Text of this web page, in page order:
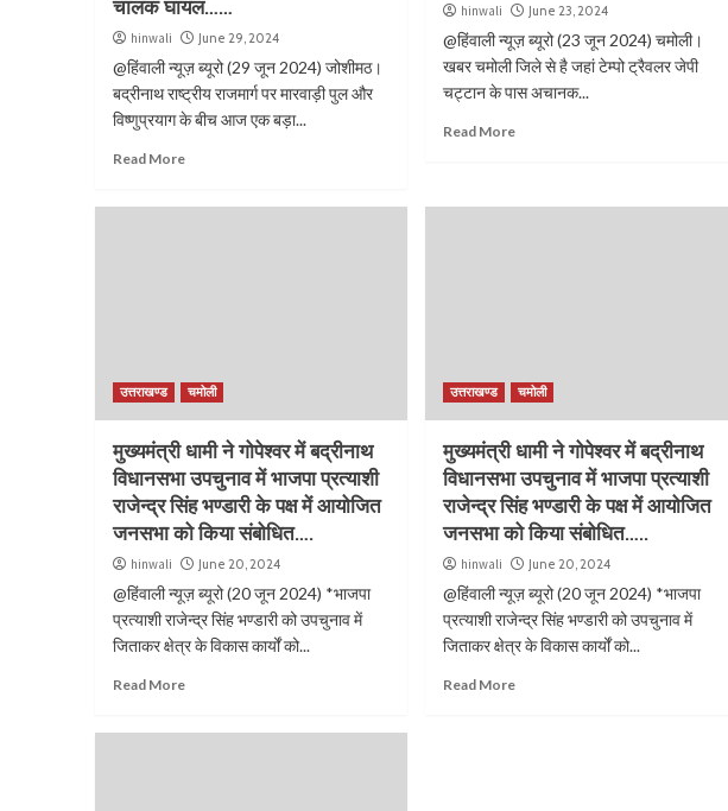
चालक घायल……
hinwali June 29, 2024
@हिंवाली न्यूज़ ब्यूरो (29 जून 2024) जोशीमठ।
बद्रीनाथ राष्ट्रीय राजमार्ग पर मारवाड़ी पुल और
विष्णुप्रयाग के बीच आज एक बड़ा...
Read More
hinwali June 23, 2024
@हिंवाली न्यूज़ ब्यूरो (23 जून 2024) चमोली।
खबर चमोली जिले से है जहां टेम्पो ट्रैवलर जेपी
चट्टान के पास अचानक...
Read More
उत्तराखण्ड चमोली
मुख्यमंत्री धामी ने गोपेश्वर में बद्रीनाथ
विधानसभा उपचुनाव में भाजपा प्रत्याशी
राजेन्द्र सिंह भण्डारी के पक्ष में आयोजित
जनसभा को किया संबोधित….
hinwali June 20, 2024
@हिंवाली न्यूज़ ब्यूरो (20 जून 2024) *भाजपा
प्रत्याशी राजेन्द्र सिंह भण्डारी को उपचुनाव में
जिताकर क्षेत्र के विकास कार्यों को...
Read More
उत्तराखण्ड चमोली
मुख्यमंत्री धामी ने गोपेश्वर में बद्रीनाथ
विधानसभा उपचुनाव में भाजपा प्रत्याशी
राजेन्द्र सिंह भण्डारी के पक्ष में आयोजित
जनसभा को किया संबोधित…..
hinwali June 20, 2024
@हिंवाली न्यूज़ ब्यूरो (20 जून 2024) *भाजपा
प्रत्याशी राजेन्द्र सिंह भण्डारी को उपचुनाव में
जिताकर क्षेत्र के विकास कार्यों को...
Read More